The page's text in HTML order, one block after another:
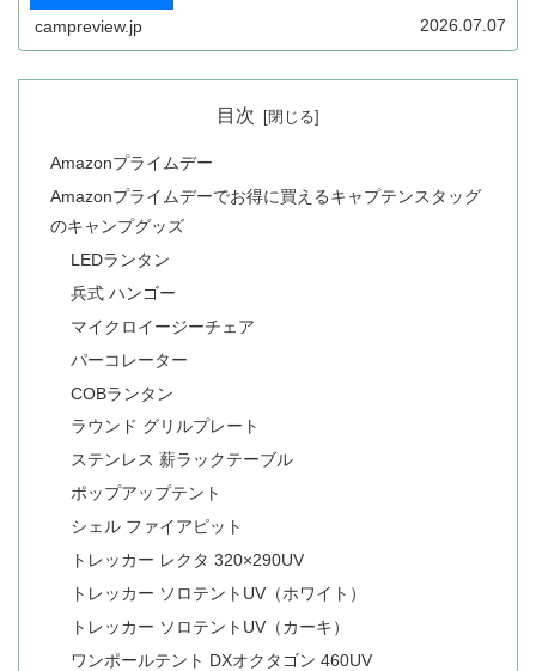
セール前の準備、セール対象となっている商品をまとめま
campreview.jp 2026.07.07
目次
Amazonプライムデー
Amazonプライムデーでお得に買えるキャプテンスタッグ
のキャンプグッズ
LEDランタン
兵式 ハンゴー
マイクロイージーチェア
パーコレーター
COBランタン
ラウンド グリルプレート
ステンレス 薪ラックテーブル
ポップアップテント
シェル ファイアピット
トレッカー レクタ 320×290UV
トレッカー ソロテントUV（ホワイト）
トレッカー ソロテントUV（カーキ）
ワンポールテント DXオクタゴン 460UV